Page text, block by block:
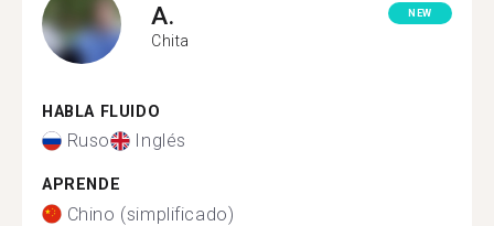
A.
Chita
NEW
HABLA FLUIDO
Ruso Inglés
APRENDE
Chino (simplificado)